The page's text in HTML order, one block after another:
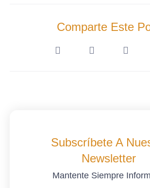
Comparte Este
Subscríbete A
Newsletter
Mantente Siempre